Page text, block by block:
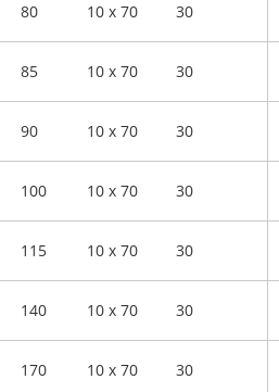
80 10 x 70 30
85 10 x 70 30
90 10 x 70 30
100 10 x 70 30
115 10 x 70 30
140 10 x 70 30
170 10 x 70 30